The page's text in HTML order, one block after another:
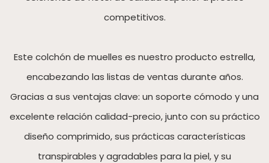
competitivos.
Este colchón de muelles es nuestro producto estrella,
encabezando las listas de ventas durante años.
Gracias a sus ventajas clave: un soporte cómodo y una
excelente relación calidad-precio, junto con su práctico
diseño comprimido, sus prácticas características
transpirables y agradables para la piel, y su